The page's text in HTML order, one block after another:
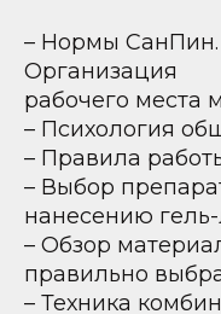
– Нормы СанПин.
Организация
рабочего места
– Психология
– Правила
– Выбор
нанесению гель-
– Обзор
правильно
– Техника